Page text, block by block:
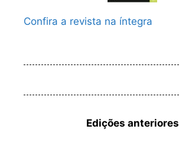
Confira a revista na íntegra
Edições anteriores